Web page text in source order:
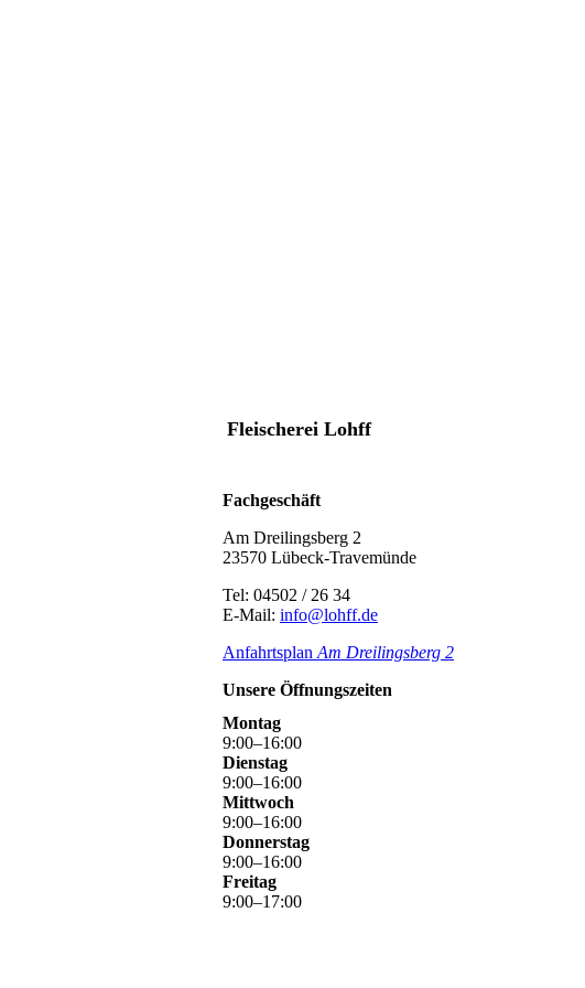
Fleischerei Lohff
Fachgeschäft
Am Dreilingsberg 2
23570 Lübeck-Travemünde
Tel: 04502 / 26 34
E-Mail: info@lohff.de
Anfahrtsplan Am Dreilingsberg 2
Unsere Öffnungszeiten
Montag
9:00–16:00
Dienstag
9:00–16:00
Mittwoch
9:00–16:00
Donnerstag
9:00–16:00
Freitag
9:00–17:00